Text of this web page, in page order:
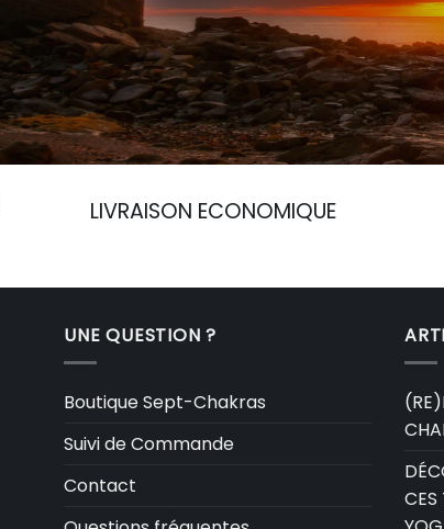
LIVRAISON ECONOMIQUE
UNE QUESTION ?
Boutique Sept-Chakras
Suivi de Commande
Contact
CES